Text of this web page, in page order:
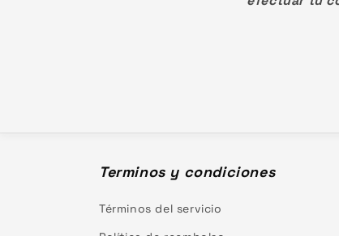
Terminos y condiciones
Términos del servicio